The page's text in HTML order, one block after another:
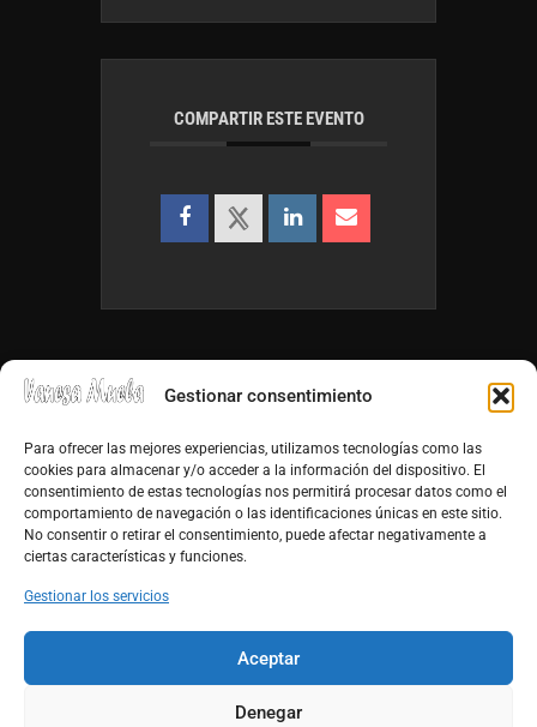
Gestionar consentimiento
Para ofrecer las mejores experiencias, utilizamos tecnologías como las
cookies para almacenar y/o acceder a la información del dispositivo. El
consentimiento de estas tecnologías nos permitirá procesar datos como el
comportamiento de navegación o las identificaciones únicas en este sitio.
No consentir o retirar el consentimiento, puede afectar negativamente a
ciertas características y funciones.
Gestionar los servicios
Aceptar
Denegar
COMPARTIR ESTE EVENTO
info@vanesamuela.es
Tfno. 659 813 899
Youtube